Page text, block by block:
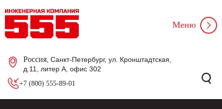
Россия , Санкт-Петербург, ул. Кронштадтская,
д.11, литер А, офис 302
+7 (800) 555-89-01
Меню